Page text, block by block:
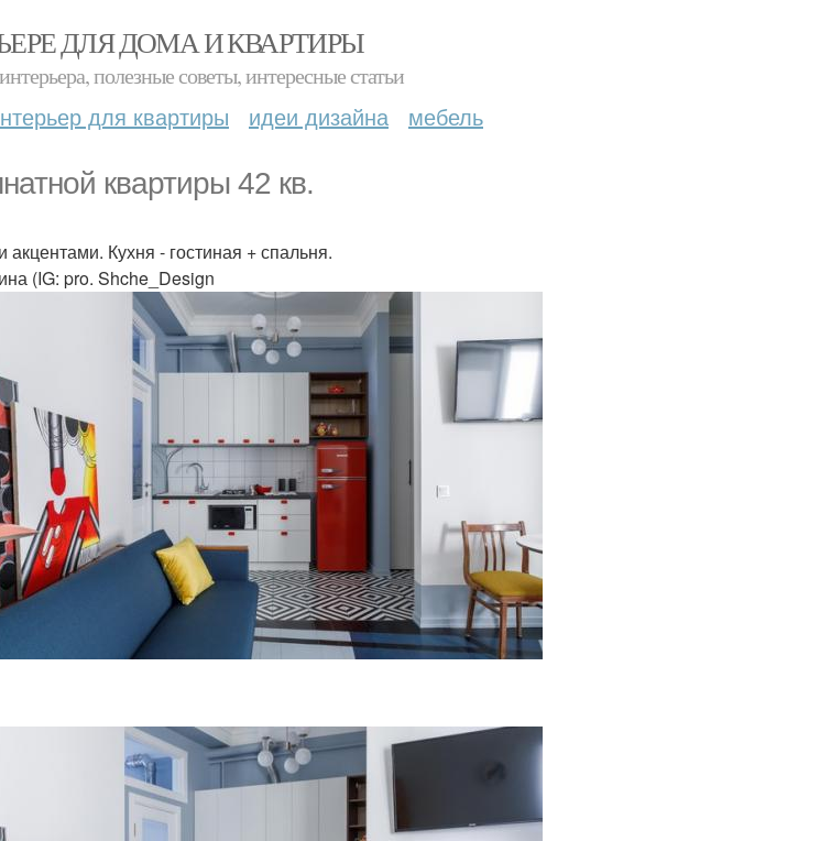
ДЛЯ ДОМА И КВАРТИРЫ
полезные советы, интересные статьи
для квартиры идеи дизайна мебель
квартиры 42 кв.
акцентами. Кухня - гостиная + спальня.
(IG: pro. Shche_Design